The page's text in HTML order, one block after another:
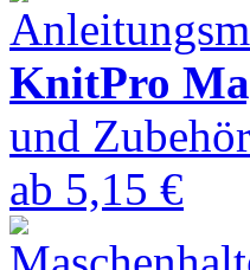
KnitPro
und Zubehör
ab 5,15 €